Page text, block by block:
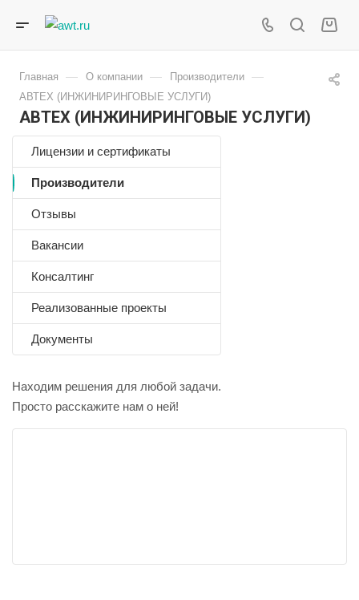
Главная — О компании — Производители —
АВТЕХ (ИНЖИНИРИНГОВЫЕ УСЛУГИ)
АВТЕХ (ИНЖИНИРИНГОВЫЕ УСЛУГИ)
Лицензии и сертификаты
Производители
Отзывы
Вакансии
Консалтинг
Реализованные проекты
Документы
Находим решения для любой задачи.
Просто расскажите нам о ней!